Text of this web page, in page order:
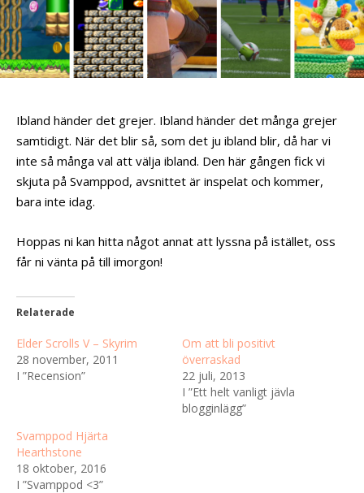
Ibland händer det grejer. Ibland händer det många grejer
samtidigt. När det blir så, som det ju ibland blir, då har vi
inte så många val att välja ibland. Den här gången fick vi
skjuta på Svamppod, avsnittet är inspelat och kommer,
bara inte idag.
Hoppas ni kan hitta något annat att lyssna på istället, oss
får ni vänta på till imorgon!
Relaterade
Elder Scrolls V – Skyrim
28 november, 2011
I ”Recension”
Om att bli positivt
överraskad
22 juli, 2013
I ”Ett helt vanligt jävla
blogginlägg”
Svamppod Hjärta
Hearthstone
18 oktober, 2016
I ”Svamppod <3”